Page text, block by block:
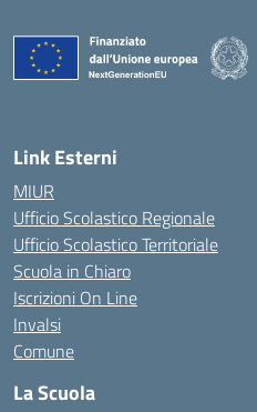
Link Esterni
MIUR
Ufficio Scolastico Regionale
Ufficio Scolastico Territoriale
Scuola in Chiaro
Iscrizioni On Line
Invalsi
Comune
La Scuola